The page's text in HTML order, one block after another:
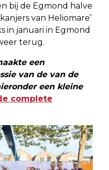
bij de Egmond halve
van Heliomare’
in januari in Egmond
terug.
een
van de van de
een kleine
complete